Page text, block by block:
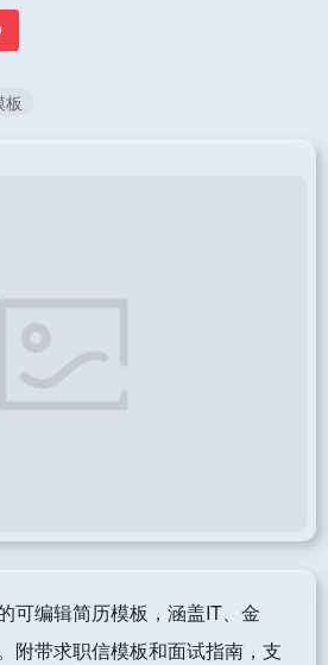
板
可编辑简历模板，涵盖IT、金
附带求职信模板和面试指南，支